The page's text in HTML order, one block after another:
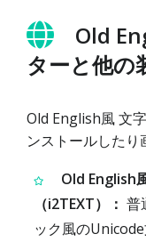
Old
ターと他の
Old English風 文
ンストールしたり
Old English
（i2TEXT）： 普
ック風の